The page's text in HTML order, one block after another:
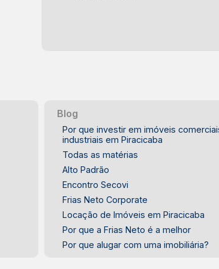
Blog
Por que investir em imóveis
industriais em Piracicaba
Todas as matérias
Alto Padrão
Encontro Secovi
Frias Neto Corporate
Locação de Imóveis em Piracicaba
Por que a Frias Neto é a melhor
Por que alugar com uma imobiliária?